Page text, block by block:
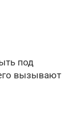
под
вызывают